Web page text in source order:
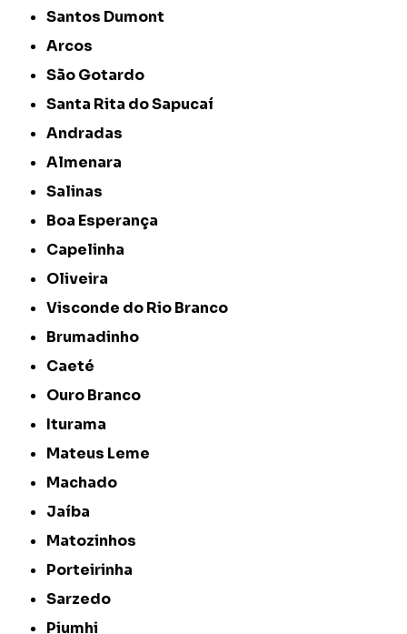
Santos Dumont
Arcos
São Gotardo
Santa Rita do Sapucaí
Andradas
Almenara
Salinas
Boa Esperança
Capelinha
Oliveira
Visconde do Rio Branco
Brumadinho
Caeté
Ouro Branco
Iturama
Mateus Leme
Machado
Jaíba
Matozinhos
Porteirinha
Sarzedo
Piumhi